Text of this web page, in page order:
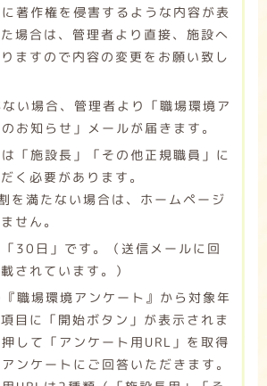
著作権を侵害するような内容が表
場合は、管理者より直接、施設へ
ますので内容の変更をお願い致し
い場合、管理者より「職場環境ア
お知らせ」メールが届きます。
は「施設長」「その他正規職員」に
く必要があります。
を満たない場合は、ホームページ
せん。
「30日」です。（送信メールに回
されています。）
職場環境アンケート』から対象年
目に「開始ボタン」が表示されま
して「アンケート用URL」を取得
ンケートにご回答いただきます。